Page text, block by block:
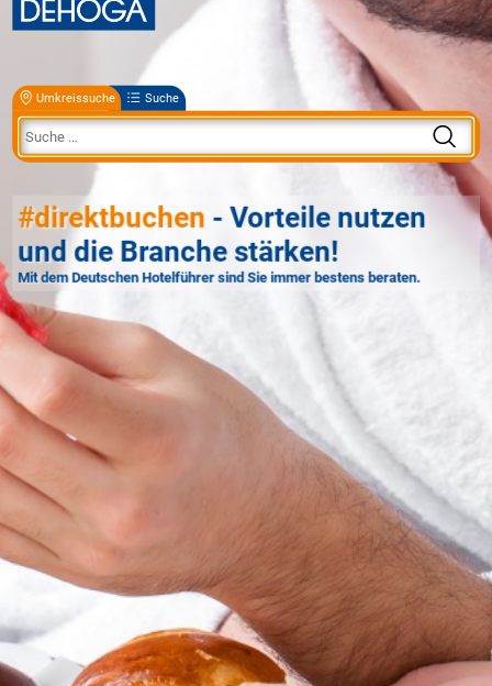
Umkreissuche Suche
#direktbuchen - Vorteile nutzen
und die Branche stärken!
Mit dem Deutschen Hotelführer sind Sie immer bestens beraten.